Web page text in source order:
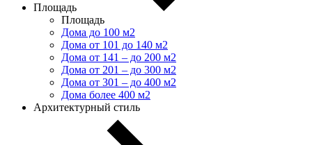
Площадь
Площадь
Дома до 100 м2
Дома от 101 до 140 м2
Дома от 141 – до 200 м2
Дома от 201 – до 300 м2
Дома от 301 – до 400 м2
Дома более 400 м2
Архитектурный стиль